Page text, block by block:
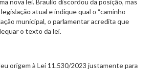
atual e indique qual o “caminho
municipal, o parlamentar acredita que
o texto da lei.
origem à Lei 11.530/2023 justamente para